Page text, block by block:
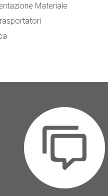
Materiale